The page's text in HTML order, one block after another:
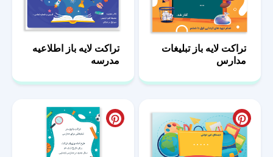
تراکت لایه باز تبلیغات
مدارس
تراکت لایه باز اطلاعیه
مدرسه